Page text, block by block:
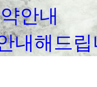
안내
내해드